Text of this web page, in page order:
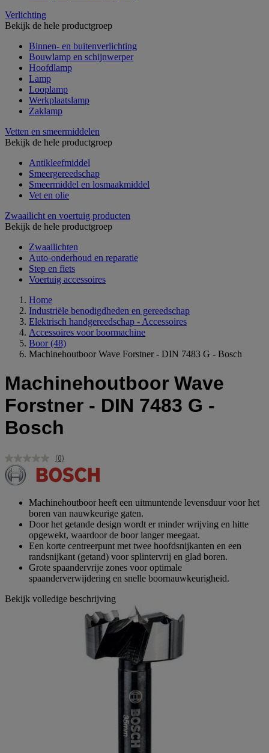
Verlichting
Bekijk de hele productgroep
Binnen- en buitenverlichting
Bouwlamp en schijnwerper
Hoofdlamp
Lamp
Looplamp
Werkplaatslamp
Zaklamp
Vetten en smeermiddelen
Bekijk de hele productgroep
Antikleefmiddel
Smeergereedschap
Smeermiddel en losmaakmiddel
Vet en olie
Zwaailicht en voertuig producten
Bekijk de hele productgroep
Zwaailichten
Auto-onderhoud en reparatie
Step en fiets
Voertuig accessoires
Home
Industriële benodigdheden en gereedschap
Elektrisch handgereedschap - Accessoires
Accessoires voor boormachine
Boor (48)
Machinehoutboor Wave Forstner - DIN 7483 G - Bosch
Machinehoutboor Wave
Forstner - DIN 7483 G -
Bosch
Geen
scorewaarde.
Dezelfde
(0)
Machinehoutboor heeft een uitmuntende levensduur voor het
boren van nauwkeurige gaten.
Door het getande design wordt er minder wrijving en hitte
opgewekt, waardoor de boor langer meegaat.
Een korte centreerpunt met twee hoofdsnijkanten en een
randsnijkant (getand) voor splintervrij en glad boren.
Grote spaandervrije zones voor optimale
spaanderverwijdering en snelle boornauwkeurigheid.
Bekijk volledige beschrijving